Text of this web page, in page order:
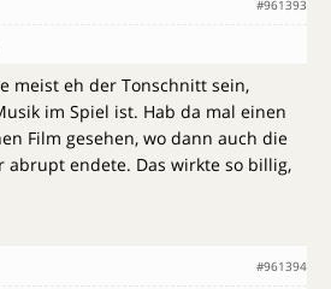
#961393
meist eh der Tonschnitt sein,
im Spiel ist. Hab da mal einen
Film gesehen, wo dann auch die
abrupt endete. Das wirkte so billig,
#961394